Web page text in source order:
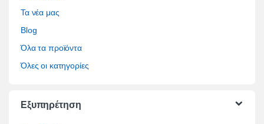
Τα νέα μας
Blog
Όλα τα προϊόντα
Όλες οι κατηγορίες
Εξυπηρέτηση